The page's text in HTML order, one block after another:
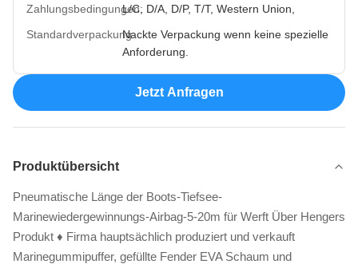
Zahlungsbedingungen:L/C, D/A, D/P, T/T, Western Union,
Standardverpackung:Nackte Verpackung wenn keine spezielle
Anforderung.
Jetzt Anfragen
Produktübersicht
Pneumatische Länge der Boots-Tiefsee-
Marinewiedergewinnungs-Airbag-5-20m für Werft Über Hengers
Produkt ♦ Firma hauptsächlich produziert und verkauft
Marinegummipuffer, gefüllte Fender EVA Schaum und